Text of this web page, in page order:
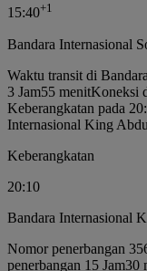
15:40+1
Bandara Internasional
Waktu transit di
3 Jam55 menitKoneksi
Keberangkatan pada
Internasional King
Keberangkatan
20:10
Bandara Internasional
Nomor penerbangan
penerbangan 15